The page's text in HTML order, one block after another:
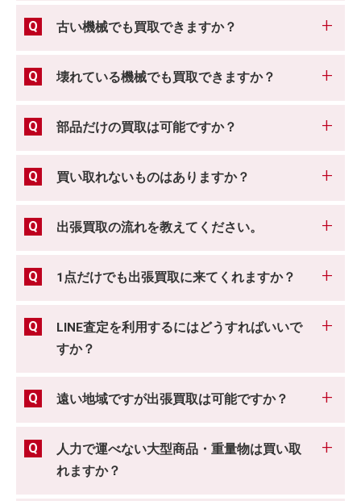
古い機械でも買取できますか？
壊れている機械でも買取できますか？
部品だけの買取は可能ですか？
買い取れないものはありますか？
出張買取の流れを教えてください。
1点だけでも出張買取に来てくれますか？
LINE査定を利用するにはどうすればいいで
すか？
遠い地域ですが出張買取は可能ですか？
人力で運べない大型商品・重量物は買い取
れますか？